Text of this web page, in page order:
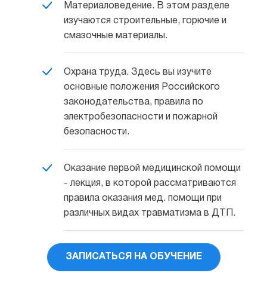
Материаловедение. В этом разделе
изучаются строительные, горючие и
смазочные материалы.
Охрана труда. Здесь вы изучите
основные положения Российского
законодательства, правила по
электробезопасности и пожарной
безопасности.
Оказание первой медицинской помощи
- лекция, в которой рассматриваются
правила оказания мед. помощи при
различных видах травматизма в ДТП.
ЗАПИСАТЬСЯ НА ОБУЧЕНИЕ